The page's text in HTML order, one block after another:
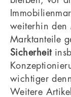
weiterhin den
Marktanteile
Sicherheit
wichtiger
Weitere